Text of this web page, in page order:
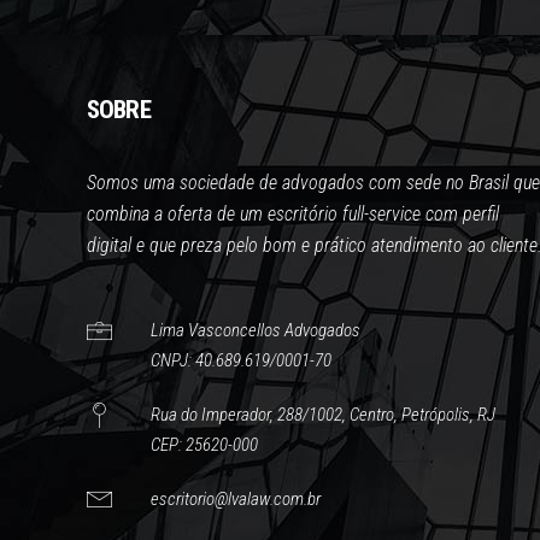
SOBRE
Somos uma sociedade de advogados com sede no Brasil que
combina a oferta de um escritório full-service com perfil
digital e que preza pelo bom e prático atendimento ao
Lima Vasconcellos Advogados
CNPJ: 40.689.619/0001-70
Rua do Imperador, 288/1002, Centro, Petrópolis, RJ
CEP: 25620-000
escritorio@lvalaw.com.br